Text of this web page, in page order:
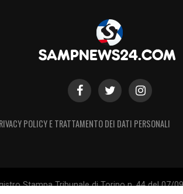
POLICY E TRATTAMENTO DEI DATI PERSONALI
Stampa Tribunale di Torino n. 44 del 07/